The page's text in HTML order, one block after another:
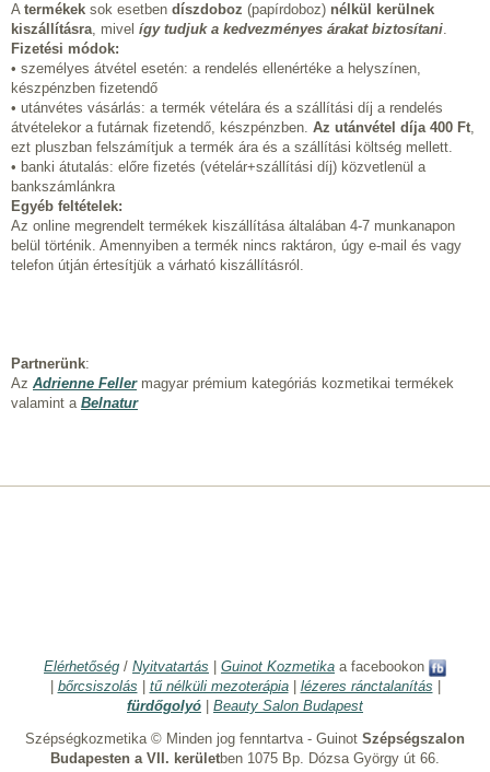
A termékek sok esetben díszdoboz (papírdoboz) nélkül kerülnek
kiszállításra, mivel így tudjuk a kedvezményes árakat biztosítani.
Fizetési módok:
• személyes átvétel esetén: a rendelés ellenértéke a helyszínen,
készpénzben fizetendő
• utánvétes vásárlás: a termék vételára és a szállítási díj a rendelés
átvételekor a futárnak fizetendő, készpénzben. Az utánvétel díja 400 Ft,
ezt pluszban felszámítjuk a termék ára és a szállítási költség mellett.
• banki átutalás: előre fizetés (vételár+szállítási díj) közvetlenül a
bankszámlánkra
Egyéb feltételek:
Az online megrendelt termékek kiszállítása általában 4-7 munkanapon
belül történik. Amennyiben a termék nincs raktáron, úgy e-mail és vagy
telefon útján értesítjük a várható kiszállításról.
Partnerünk:
Az Adrienne Fellermagyar prémium kategóriás kozmetikai termékek
valamint a Belnatur
Elérhetőség / Nyitvatartás Guinot Kozmetika a facebookon
bőrcsiszolás tű nélküli mezoterápia| lézeres ránctalanítás
fürdőgolyó
Beauty Salon Budapest
Szépségkozmetika © Minden jog fenntartva - Guinot Szépségszalon
Budapesten a VII. kerületben 1075 Bp. Dózsa György út 66.